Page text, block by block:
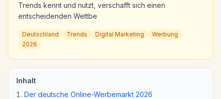
Trends kennt und nutzt, verschafft sich einen
entscheidenden Wettbe
Deutschland Trends Digital Marketing
Werbung
2026
Inhalt
Der deutsche Online-Werbemarkt 2026